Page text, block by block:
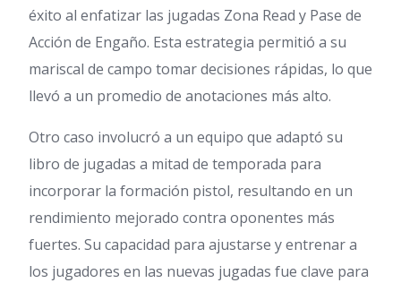
éxito al enfatizar las jugadas Zona Read y Pase de
Acción de Engaño. Esta estrategia permitió a su
mariscal de campo tomar decisiones rápidas, lo que
llevó a un promedio de anotaciones más alto.
Otro caso involucró a un equipo que adaptó su
libro de jugadas a mitad de temporada para
incorporar la formación pistol, resultando en un
rendimiento mejorado contra oponentes más
fuertes. Su capacidad para ajustarse y entrenar a
los jugadores en las nuevas jugadas fue clave para